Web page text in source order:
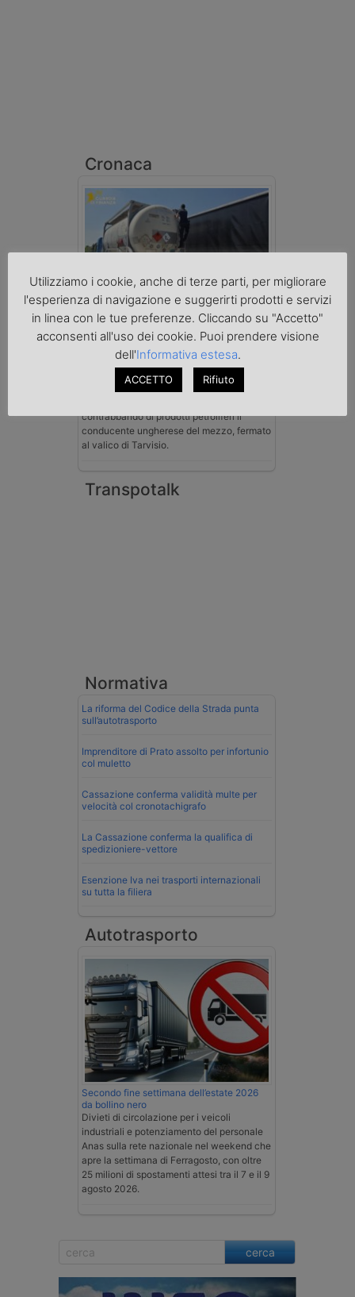
Cronaca
Benzina spacciata per solvente
sequestrata a Padova
Le Fiamme Gialle del Comando Provinciale
di Padova hanno sottoposto a sequestro
preventivo 33mila litri di benzina di
contrabbando, dichiarata come solvente
nei documenti di trasporto, e
contrabbando di prodotti petroliferi il
conducente ungherese del mezzo, fermato
al valico di Tarvisio.
Transpotalk
Normativa
La riforma del Codice della Strada punta
sull’autotrasporto
Imprenditore di Prato assolto per infortunio
col muletto
Cassazione conferma validità multe per
velocità col cronotachigrafo
La Cassazione conferma la qualifica di
spedizioniere-vettore
Esenzione Iva nei trasporti internazionali
su tutta la filiera
Autotrasporto
Secondo fine settimana dell’estate 2026
da bollino nero
Divieti di circolazione per i veicoli
industriali e potenziamento del personale
Anas sulla rete nazionale nel weekend che
apre la settimana di Ferragosto, con oltre
25 milioni di spostamenti attesi tra il 7 e il 9
agosto 2026.
cerca
Utilizziamo i cookie, anche di terze parti, per migliorare
l'esperienza di navigazione e suggerirti prodotti e servizi
in linea con le tue preferenze. Cliccando su "Accetto"
acconsenti all'uso dei cookie. Puoi prendere visione
dell'Informativa estesa.
ACCETTO Rifiuto